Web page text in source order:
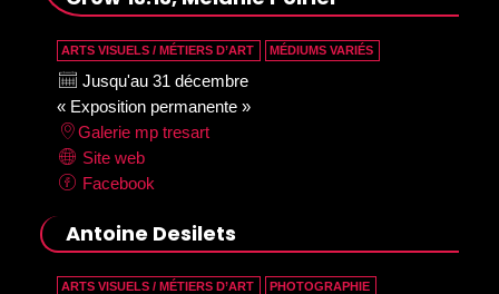
ARTS VISUELS / MÉTIERS D’ART MÉDIUMS VARIÉS
Jusqu'au 31 décembre
« Exposition permanente »
Galerie mp tresart
Site web
Facebook
Antoine Desilets
ARTS VISUELS / MÉTIERS D’ART PHOTOGRAPHIE